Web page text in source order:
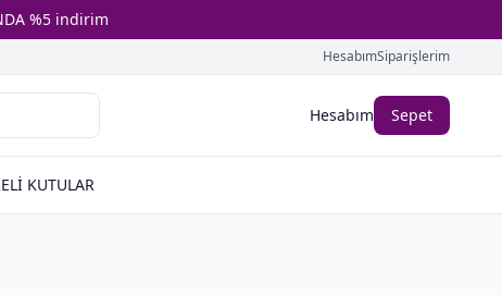
%5 indirim
HesabımSiparişlerim
Hesabım Sepet
KUTULAR